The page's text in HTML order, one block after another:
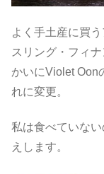
よく手土産に買
スリング・フィ
かいにViolet Oon
れに変更。
私は食べていな
えします。